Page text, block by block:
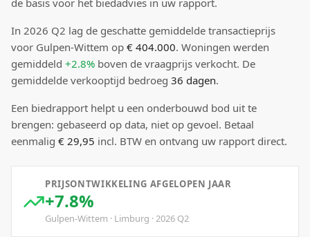
de basis voor het biedadvies in uw rapport.
In 2026 Q2 lag de geschatte gemiddelde transactieprijs
voor Gulpen-Wittem op € 404.000. Woningen werden
gemiddeld +2.8% boven de vraagprijs verkocht. De
gemiddelde verkooptijd bedroeg 36 dagen.
Een biedrapport helpt u een onderbouwd bod uit te
brengen: gebaseerd op data, niet op gevoel. Betaal
eenmalig € 29,95 incl. BTW en ontvang uw rapport direct.
PRIJSONTWIKKELING AFGELOPEN JAAR
+7.8%
Gulpen-Wittem · Limburg ·2026 Q2